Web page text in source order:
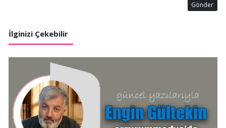
Gönder
İlginizi Çekebilir